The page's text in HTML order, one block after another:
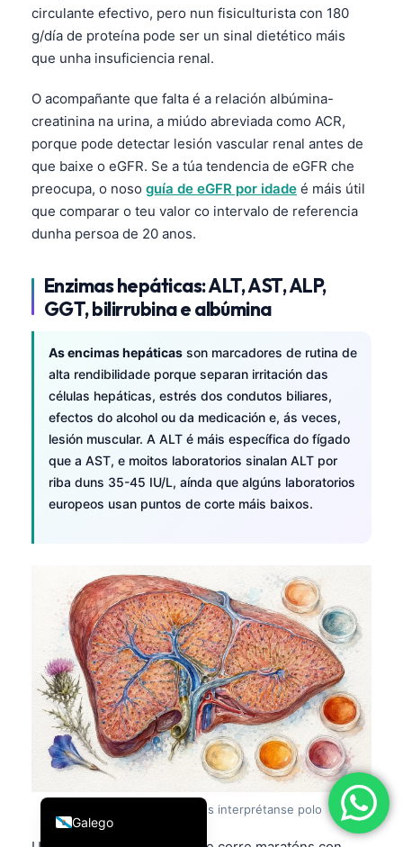
circulante efectivo, pero nun fisiculturista con 180
g/día de proteína pode ser un sinal dietético máis
que unha insuficiencia renal.
O acompañante que falta é a relación albúmina-
creatinina na urina, a miúdo abreviada como ACR,
porque pode detectar lesión vascular renal antes de
que baixe o eGFR. Se a túa tendencia de eGFR che
preocupa, o noso guía de eGFR por idade é máis útil
que comparar o teu valor co intervalo de referencia
dunha persoa de 20 anos.
Enzimas hepáticas: ALT, AST, ALP,
GGT, bilirrubina e albúmina
As encimas hepáticas son marcadores de rutina de
alta rendibilidade porque separan irritación das
células hepáticas, estrés dos condutos biliares,
efectos do alcohol ou da medicación e, ás veces,
lesión muscular. A ALT é máis específica do fígado
que a AST, e moitos laboratorios sinalan ALT por
riba duns 35-45 IU/L, aínda que algúns laboratorios
europeos usan puntos de corte máis baixos.
Os paneis hepáticos interprétanse polo
patrón, non só pola ALT.
Galego
Deutsch
العربية
Français
עִבְרִית
Italiano
Español
Português
简体中文
فارسی
Български
Dansk
Nederlands
हिन्दी
Bahasa Indonesia
Íslenska
Српски језик
Svenska
Bosanski
Azərbaycan dili
日本語
Čeština